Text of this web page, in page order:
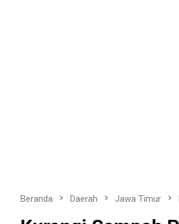
Beranda Daerah Jawa Timur